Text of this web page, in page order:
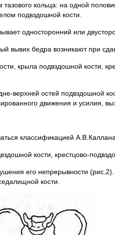
кольца: на одной
подвздош­ной кости.
односторонний или
вывих бедра возни­кают при
крыла подвздош­ной кости,
верхней остей под­вздошной
движения и усилия,
классификаци­ей
кости, крестцово-
его непре­рывности
кости.